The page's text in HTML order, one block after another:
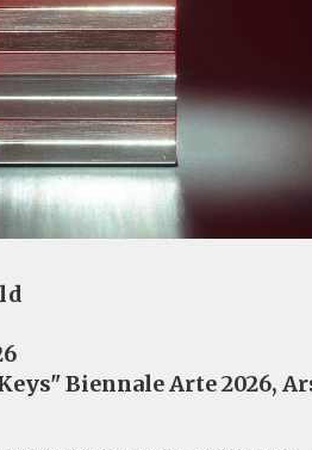
Biennale Arte 2026,